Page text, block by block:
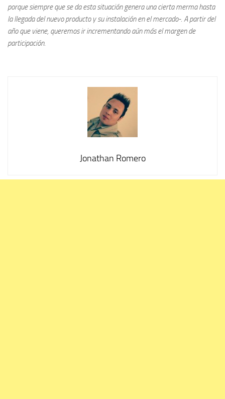
porque siempre que se da esta situación genera una cierta merma hasta
la llegada del nuevo producto y su instalación en el mercado-. A partir del
año que viene, queremos ir incrementando aún más el margen de
participación.
Jonathan Romero